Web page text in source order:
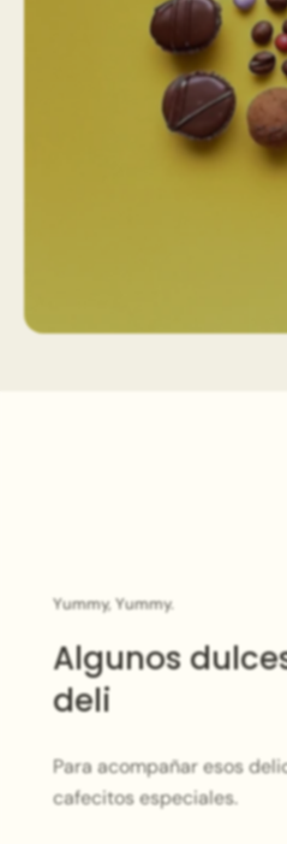
Yummy, Yummy.
Algunos
deli
Para acompañar esos
cafecitos especiales.